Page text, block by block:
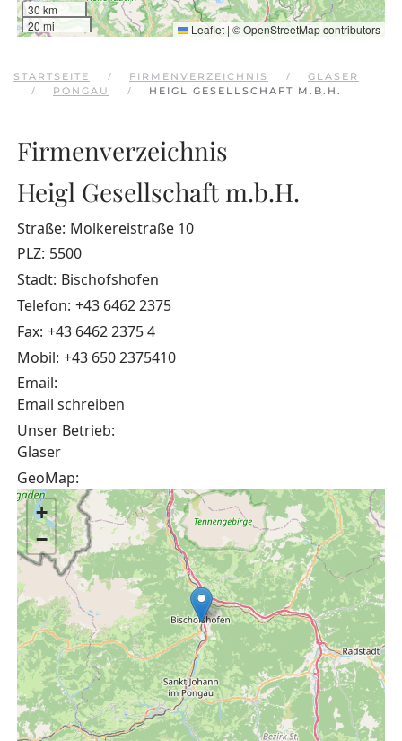
30 km
20 mi
Leaflet | ©OpenStreetMapcontributors
STARTSEITE FIRMENVERZEICHNIS
GLASER
PONGAU
HEIGL GESELLSCHAFT M.B.H.
Firmenverzeichnis
Heigl Gesellschaft m.b.H.
Straße: Molkereistraße 10
PLZ: 5500
Stadt: Bischofshofen
Telefon: +43 6462 2375
Fax: +43 6462 2375 4
Mobil: +43 650 2375410
Email:
Email schreiben
Unser Betrieb:
Glaser
GeoMap:
+
−